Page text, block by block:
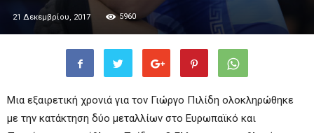
21 Δεκεμβρίου, 2017 5960
Μια εξαιρετική χρονιά για τον Γιώργο Πιλίδη ολοκληρώθηκε
με την κατάκτηση δύο μεταλλίων στο Ευρωπαϊκό και